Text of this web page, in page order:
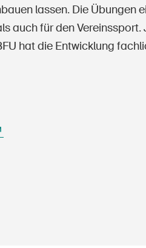
lassen. Die Übungen
auch für den Vereinssport.
hat die Entwicklung